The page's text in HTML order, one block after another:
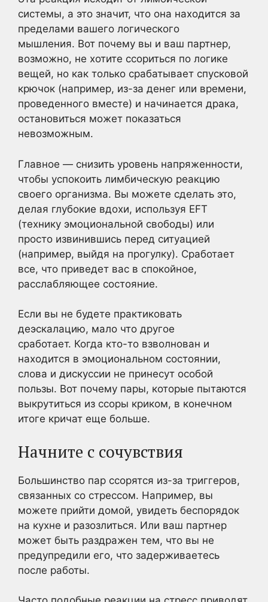
системы, а это значит, что она находится за
пределами вашего логического
мышления. Вот почему вы и ваш партнер,
возможно, не хотите ссориться по логике
вещей, но как только срабатывает спусковой
крючок (например, из-за денег или времени,
проведенного вместе) и начинается драка,
остановиться может показаться
невозможным.
Главное — снизить уровень напряженности,
чтобы успокоить лимбическую реакцию
своего организма. Вы можете сделать это,
делая глубокие вдохи, используя EFT
(технику эмоциональной свободы) или
просто извинившись перед ситуацией
(например, выйдя на прогулку). Сработает
все, что приведет вас в спокойное,
расслабляющее состояние.
Если вы не будете практиковать
деэскалацию, мало что другое
сработает. Когда кто-то взволнован и
находится в эмоциональном состоянии,
слова и дискуссии не принесут особой
пользы. Вот почему пары, которые пытаются
выкрутиться из ссоры криком, в конечном
итоге кричат еще больше.
Начните с сочувствия
Большинство пар ссорятся из-за триггеров,
связанных со стрессом. Например, вы
можете прийти домой, увидеть беспорядок
на кухне и разозлиться. Или ваш партнер
может быть раздражен тем, что вы не
предупредили его, что задерживаетесь
после работы.